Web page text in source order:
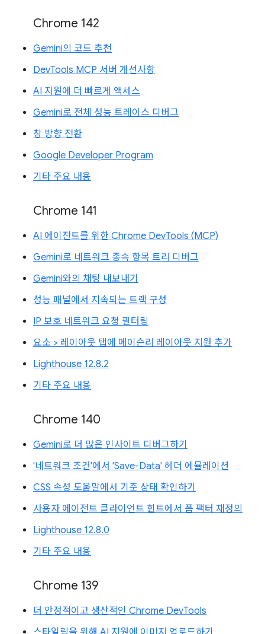
Chrome 142
Gemini의 코드 추천
DevTools MCP 서버 개선사항
AI 지원에 더 빠르게 액세스
Gemini로 전체 성능 트레이스 디버그
창 방향 전환
Google Developer Program
기타 주요 내용
Chrome 141
AI 에이전트를 위한 Chrome DevTools (MCP)
Gemini로 네트워크 종속 항목 트리 디버그
Gemini와의 채팅 내보내기
성능 패널에서 지속되는 트랙 구성
IP 보호 네트워크 요청 필터링
요소 > 레이아웃 탭에 메이슨리 레이아웃 지원 추가
Lighthouse 12.8.2
기타 주요 내용
Chrome 140
Gemini로 더 많은 인사이트 디버그하기
'네트워크 조건'에서 'Save-Data' 헤더 에뮬레이션
CSS 속성 도움말에서 기준 상태 확인하기
사용자 에이전트 클라이언트 힌트에서 폼 팩터 재정의
Lighthouse 12.8.0
기타 주요 내용
Chrome 139
더 안정적이고 생산적인 Chrome DevTools